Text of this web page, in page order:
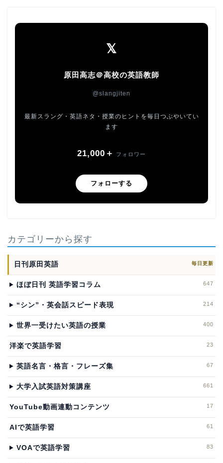
𝕏
原田高志＠高校の英語教師
@slangjiten
最新スラング・英語ネタ・授業のヒントを毎日つぶやいてい
ます
21,000＋ フォロワー
フォローする
カテゴリーから探す
日刊原田英語 毎日更新
ほぼ日刊 英語学習コラム 647
“シン”・英会話スピード表現 214
世界一受けたい英語の授業 400
洋楽で英語学習 23
英語名言・格言・フレーズ集 67
大学入試英語対策講座 661
YouTube動画連動コンテンツ 17
AIで英語学習 61
VOAで英語学習 83